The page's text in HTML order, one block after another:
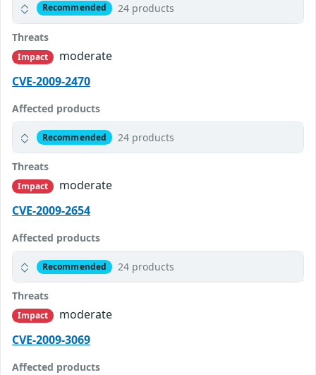
Recommended 24 products
Threats
Impact
moderate
CVE-2009-2470
Affected products
Recommended 24 products
Threats
Impact
moderate
CVE-2009-2654
Affected products
Recommended 24 products
Threats
Impact
moderate
CVE-2009-3069
Affected products